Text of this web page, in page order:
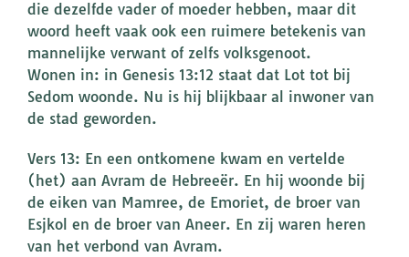
die dezelfde vader of moeder hebben, maar dit
woord heeft vaak ook een ruimere betekenis van
mannelijke verwant of zelfs volksgenoot.
Wonen in: in Genesis 13:12 staat dat Lot tot bij
Sedom woonde. Nu is hij blijkbaar al inwoner van
de stad geworden.
Vers 13: En een ontkomene kwam en vertelde
(het) aan Avram de Hebreeër. En hij woonde bij
de eiken van Mamree, de Emoriet, de broer van
Esjkol en de broer van Aneer. En zij waren heren
van het verbond van Avram.